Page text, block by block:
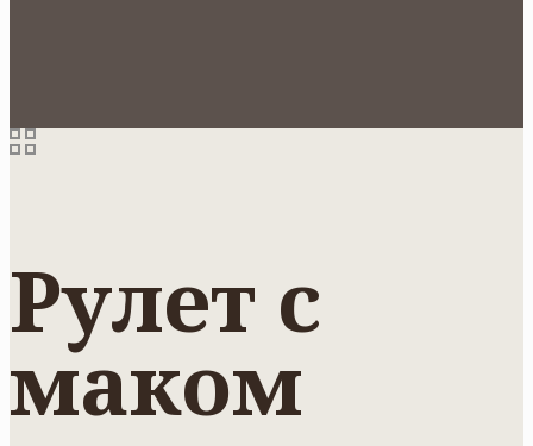
Рулет с
маком